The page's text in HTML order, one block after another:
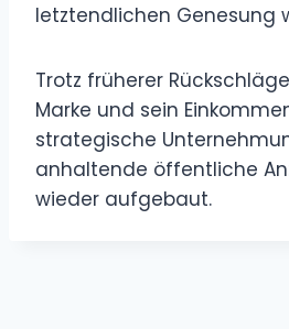
letztendlichen Genesung
Trotz früherer
Marke und sein
strategische
anhaltende öffentliche
wieder aufgebaut.